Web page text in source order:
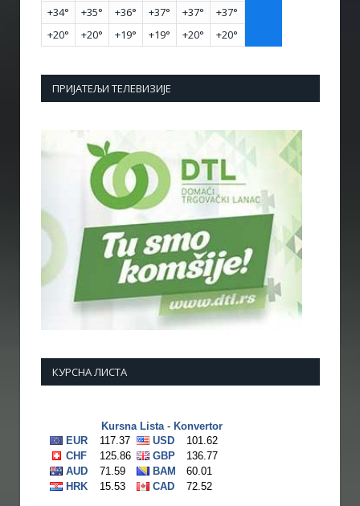
+34° +35° +36° +37° +37° +37°
+20° +20° +19° +19° +20° +20°
ПРИЈАТЕЉИ ТЕЛЕВИЗИЈЕ
КУРСНА ЛИСТА